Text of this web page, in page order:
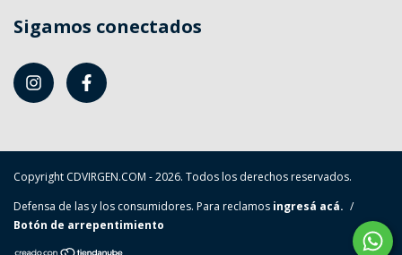
Sigamos conectados
Copyright CDVIRGEN.COM - 2026. Todos los derechos reservados.
Defensa de las y los consumidores. Para reclamos ingresá acá. /
Botón de arrepentimiento